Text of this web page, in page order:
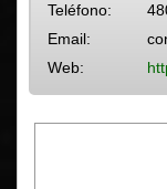
Teléfono:
Email:
Web: